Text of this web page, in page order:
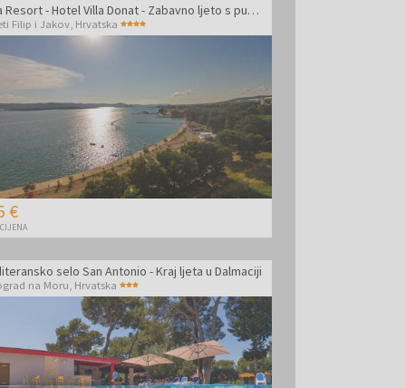
Ilirija Resort - Hotel Villa Donat - Zabavno ljeto s punim pansionom
Filip i Jakov, Hrvatska
€
selo San Antonio - Kraj ljeta u Dalmaciji
na Moru Hrvatska